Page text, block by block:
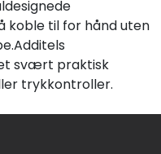
koble til for hånd uten
svært praktisk
trykkontroller.